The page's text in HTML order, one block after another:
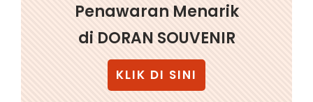
Penawaran Menarik
di DORAN SOUVENIR
KLIK DI SINI